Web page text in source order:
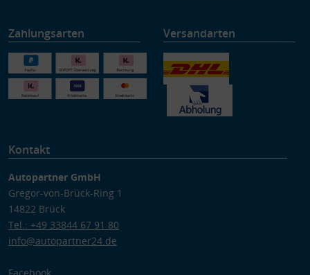
Zahlungsarten Versandarten
Kontakt
Autopartner GmbH
Gregor-von-Brück-Ring 1
14822 Brück
Tel.: +49 33844 67 91 80
info@autopartner24.de